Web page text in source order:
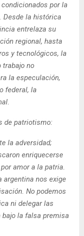
por la
Desde la histórica
entrelaza su
regional, hasta
y tecnológicos, la
trabajo no
la especulación,
federal, la
de patriotismo:
la adversidad;
enriquecerse
amor a la patria.
argentina nos exige
No podemos
ni delegar las
la falsa premisa